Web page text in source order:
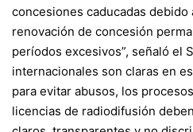
concesiones caducadas
renovación de concesión
períodos excesivos”, señaló el
internacionales son claras en
para evitar abusos, los
licencias de radiodifusión